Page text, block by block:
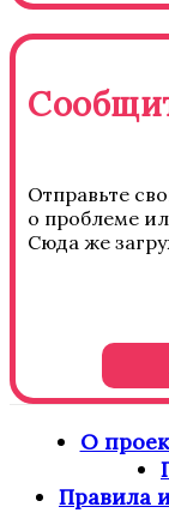
Отправьте
о проблеме
Сюда же
О
Правила